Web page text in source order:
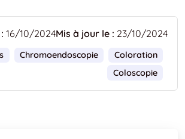
16/10/2024Mis à jour le : 23/10/2024
Chromoendoscopie
Coloration
Coloscopie